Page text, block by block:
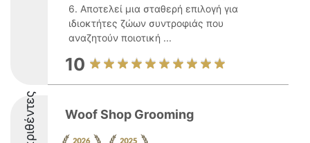
6. Αποτελεί μια σταθερή επιλογή για
ιδιοκτήτες ζώων συντροφιάς που
αναζητούν ποιοτική ...
10
Woof Shop Grooming